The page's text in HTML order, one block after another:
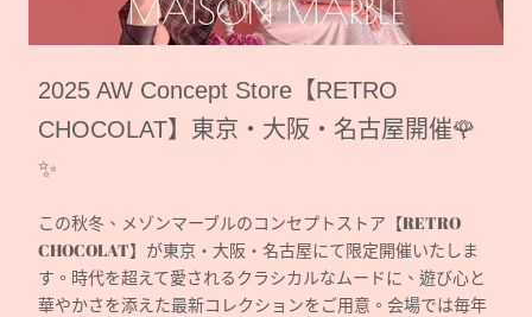
2025 AW Concept Store【RETRO
CHOCOLAT】東京・大阪・名古屋開催🌹
✨
この秋冬、メゾンマーブルのコンセプトストア【RETRO
CHOCOLAT】が東京・大阪・名古屋にて限定開催いたしま
す。時代を超えて愛されるクラシカルなムードに、遊び心と
華やかさを添えた最新コレクションをご用意。会場では毎年